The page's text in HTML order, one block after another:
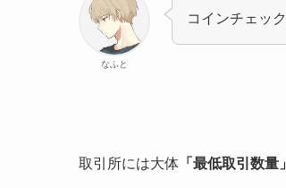
なふと
コインチェッ
取引所には大体 「最低取引数量」